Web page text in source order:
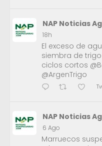
NAP Noticias
18h
El exceso de
siembra de
ciclos cortos
@ArgenTrigo
NAP Noticias
6 Ago
Marruecos